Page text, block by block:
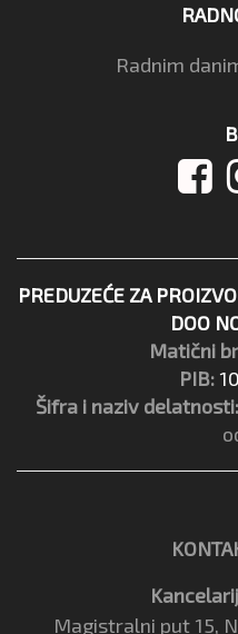
Radnim
PREDUZEĆE ZA
DOO
Matični
PIB:
Šifra i naziv delatnosti:
Magistralni put 15,